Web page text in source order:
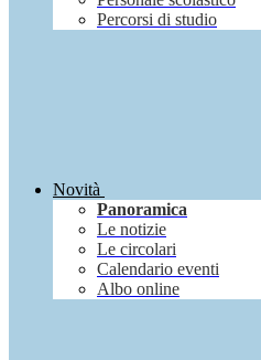
Percorsi di studio
Novità
Panoramica
Le notizie
Le circolari
Calendario eventi
Albo online